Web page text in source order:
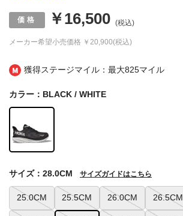
獲得ステージマイル：最大825マイル
メーカー希望小売価格 ￥20,900(税込)
￥16,500 (税込)
カラー：BLACK / WHITE
25.0CM 25.5CM 26.0CM 26.5CM
サイズ：28.0CM サイズガイドはこちら